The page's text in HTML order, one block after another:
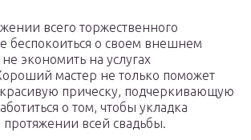
всего торжественного
беспокоиться о своем внешнем
экономить на услугах
мастер не только поможет
прическу, подчеркивающую
о том, чтобы укладка
протяжении всей свадьбы.